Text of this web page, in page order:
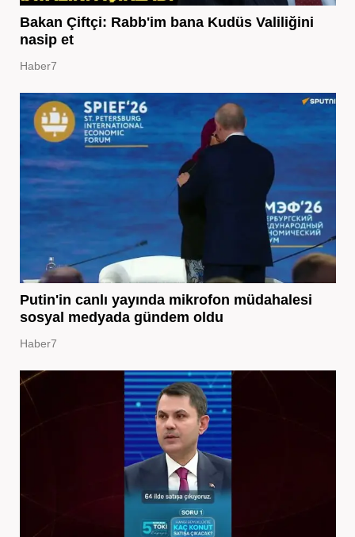
Bakan Çiftçi: Rabb'im bana Kudüs Valiliğini
nasip et
Haber7
Putin'in canlı yayında mikrofon müdahalesi
sosyal medyada gündem oldu
Haber7